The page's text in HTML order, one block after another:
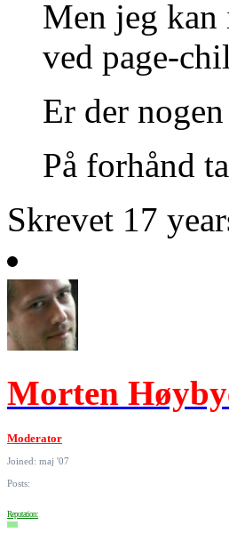
Men jeg kan
ved page-
Er der
På forhånd
Skrevet 17
Morten
Moderator
Joined: maj '07
Posts:
Reputation: